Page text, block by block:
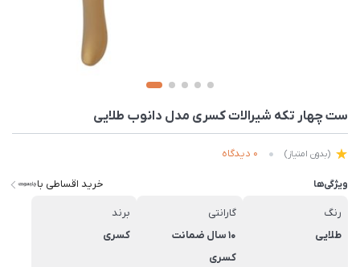
ست چهار تکه شیرالات کسری مدل دانوب طلایی
(بدون امتیاز) 0 دیدگاه
ویژگی‌ها خرید اقساطی با
رنگ
طلایی
گارانتی
10 سال ضمانت
کسری
برند
کسری